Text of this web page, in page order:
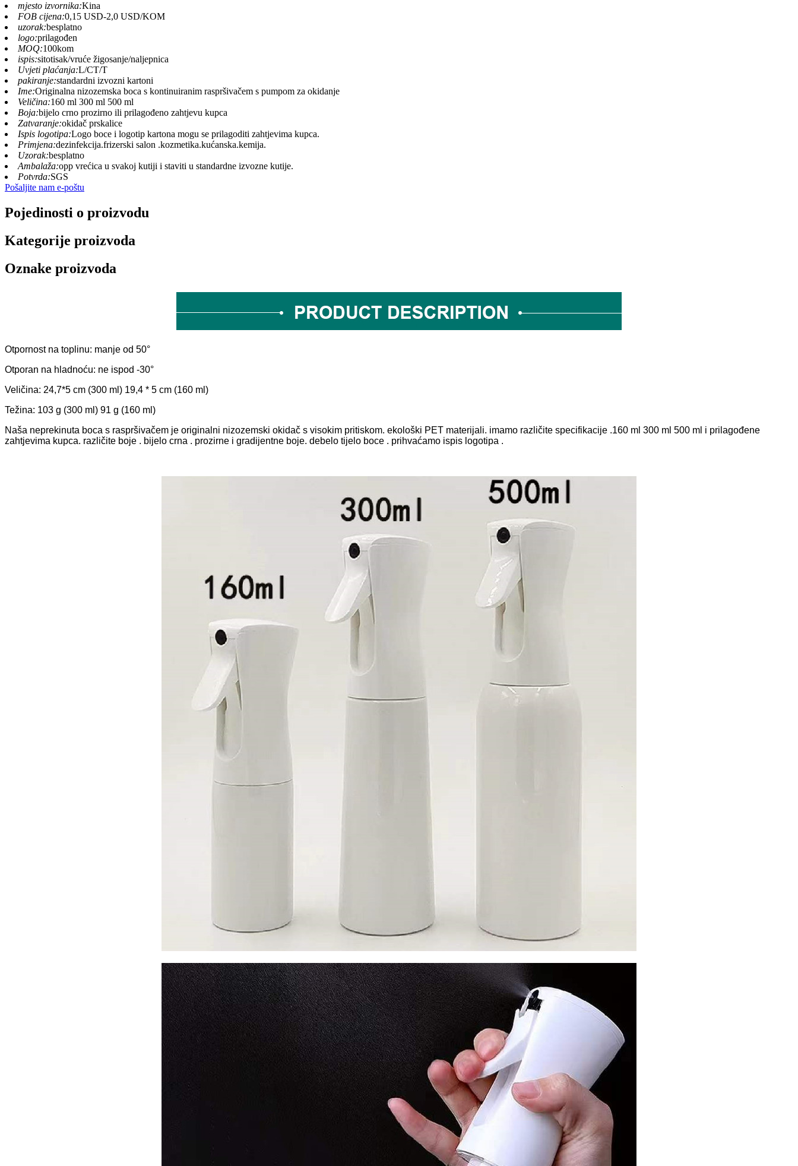
mjesto izvornika:Kina
FOB cijena:0,15 USD-2,0 USD/KOM
uzorak:besplatno
logo:prilagođen
MOQ:100kom
ispis:sitotisak/vruće žigosanje/naljepnica
Uvjeti plaćanja:L/CT/T
pakiranje:standardni izvozni kartoni
Ime:Originalna nizozemska boca s kontinuiranim raspršivačem s pumpom za okidanje
Veličina:160 ml 300 ml 500 ml
Boja:bijelo crno prozirno ili prilagođeno zahtjevu kupca
Zatvaranje:okidač prskalice
Ispis logotipa:Logo boce i logotip kartona mogu se prilagoditi zahtjevima kupca.
Primjena:dezinfekcija.frizerski salon .kozmetika.kućanska.kemija.
Uzorak:besplatno
Ambalaža:opp vrećica u svakoj kutiji i staviti u standardne izvozne kutije.
Potvrda:SGS
Pošaljite nam e-poštu
Pojedinosti o proizvodu
Kategorije proizvoda
Oznake proizvoda
Otpornost na toplinu: manje od 50°
Otporan na hladnoću: ne ispod -30°
Veličina: 24,7*5 cm (300 ml) 19,4 * 5 cm (160 ml)
Težina: 103 g (300 ml) 91 g (160 ml)
Naša neprekinuta boca s raspršivačem je originalni nizozemski okidač s visokim pritiskom. ekološki PET materijali. imamo različite specifikacije .160 ml 300 ml 500 ml i prilagođene
zahtjevima kupca. različite boje . bijelo crna . prozirne i gradijentne boje. debelo tijelo boce . prihvaćamo ispis logotipa .